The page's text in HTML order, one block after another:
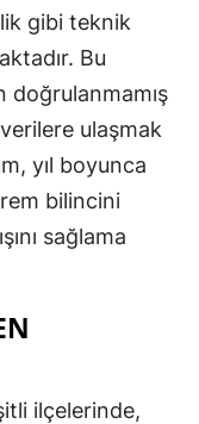
gibi teknik
Bu
doğrulanmamış
ulaşmak
yıl boyunca
bilincini
sağlama
ilçelerinde,